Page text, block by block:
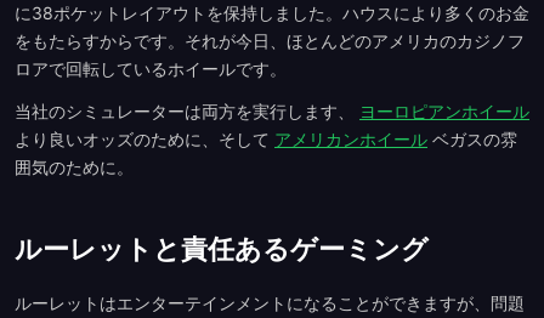
に38ポケットレイアウトを保持しました。ハウスにより多くのお金
をもたらすからです。それが今日、ほとんどのアメリカのカジノフ
ロアで回転しているホイールです。
当社のシミュレーターは両方を実行します、
ヨーロピアンホイール
より良いオッズのために、そして アメリカンホイール ベガスの雰
囲気のために。
ルーレットと責任あるゲーミング
ルーレットはエンターテインメントになることができますが、問題